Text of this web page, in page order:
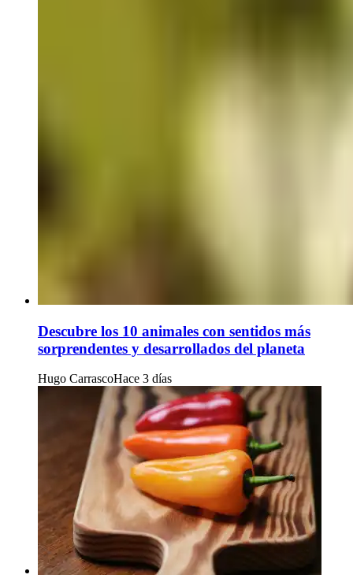
Descubre los 10 animales con sentidos más
sorprendentes y desarrollados del planeta
Hugo CarrascoHace 3 días